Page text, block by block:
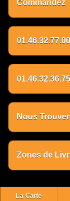
Commandez
01.46.32.77.00
01.46.32.36.75
Nous Trouver
Zones de
La Carte